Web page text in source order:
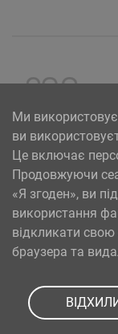
SIA PAA 2024.
2024/30 ar
atbalsta
Ми
ви
Це включає
Продовжуючи
«Я згоден», ви
використання
відкликати
браузера та